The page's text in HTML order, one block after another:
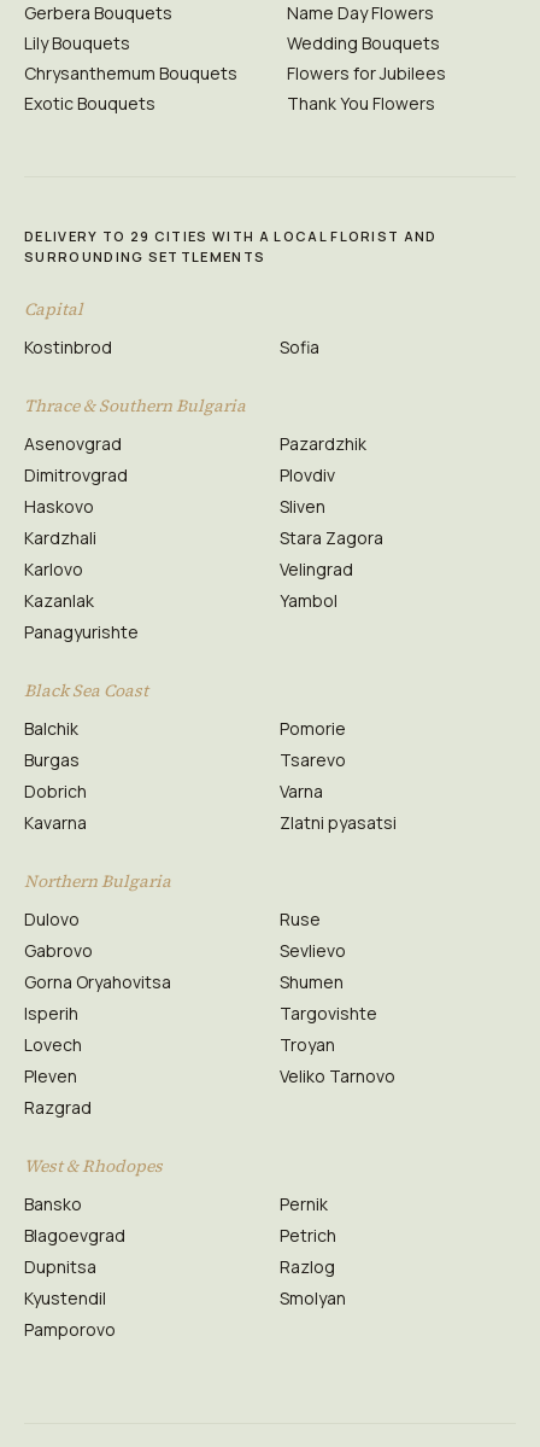
Gerbera Bouquets
Lily Bouquets
Chrysanthemum Bouquets
Exotic Bouquets
Name Day Flowers
Wedding Bouquets
Flowers for Jubilees
Thank You Flowers
DELIVERY TO 29 CITIES WITH A LOCAL FLORIST AND
SURROUNDING SETTLEMENTS
Capital
Kostinbrod Sofia
Thrace & Southern Bulgaria
Asenovgrad
Dimitrovgrad
Haskovo
Kardzhali
Karlovo
Kazanlak
Panagyurishte
Pazardzhik
Plovdiv
Sliven
Stara Zagora
Velingrad
Yambol
Black Sea Coast
Balchik
Burgas
Dobrich
Kavarna
Pomorie
Tsarevo
Varna
Zlatni pyasatsi
Northern Bulgaria
Dulovo
Gabrovo
Gorna Oryahovitsa
Isperih
Lovech
Pleven
Razgrad
Ruse
Sevlievo
Shumen
Targovishte
Troyan
Veliko Tarnovo
West & Rhodopes
Bansko
Blagoevgrad
Dupnitsa
Kyustendil
Pamporovo
Pernik
Petrich
Razlog
Smolyan